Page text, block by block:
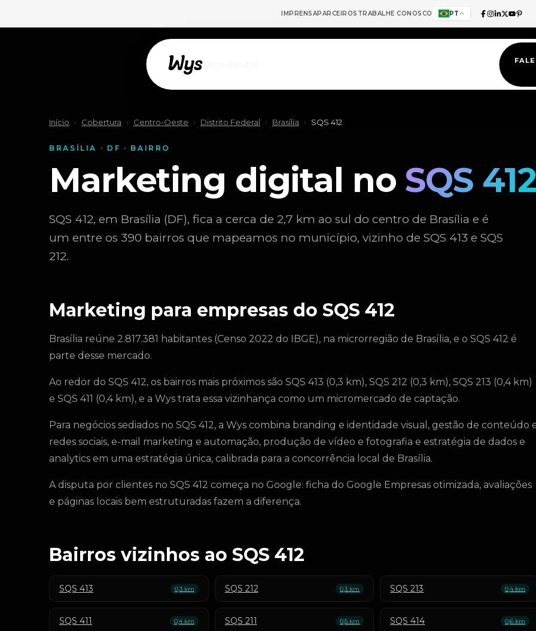
IMPRENSAPARCEIROS TRABALHE CONOSCO PT
Início › Cobertura › Centro-Oeste › Distrito Federal › Brasília › SQS 412
BRASÍLIA · DF · BAIRRO
Marketing digital no SQS
SQS 412, em Brasília (DF), fica a cerca de 2,7 km ao sul do centro de Brasília e é
um entre os 390 bairros que mapeamos no município, vizinho de SQS 413 e SQS
212.
Marketing para empresas do SQS 412
Brasília reúne 2.817.381 habitantes (Censo 2022 do IBGE), na microrregião de Brasília, e o SQS 412 é
parte desse mercado.
Ao redor do SQS 412, os bairros mais próximos são SQS 413 (0,3 km), SQS 212 (0,3 km), SQS 213 (0,4 km)
e SQS 411 (0,4 km), e a Wys trata essa vizinhança como um micromercado de captação.
Para negócios sediados no SQS 412, a Wys combina branding e identidade visual, gestão de conteúdo
redes sociais, e-mail marketing e automação, produção de vídeo e fotografia e estratégia de dados e
analytics em uma estratégia única, calibrada para a concorrência local de Brasília.
A disputa por clientes no SQS 412 começa no Google: ficha do Google Empresas otimizada, avaliações
e páginas locais bem estruturadas fazem a diferença.
Bairros vizinhos ao SQS 412
SQS 413 0,3 km SQS 212 0,3 km SQS 213 0,4 km
SQS 411 0,4 km SQS 211 0,5 km SQS 414 0,6 km